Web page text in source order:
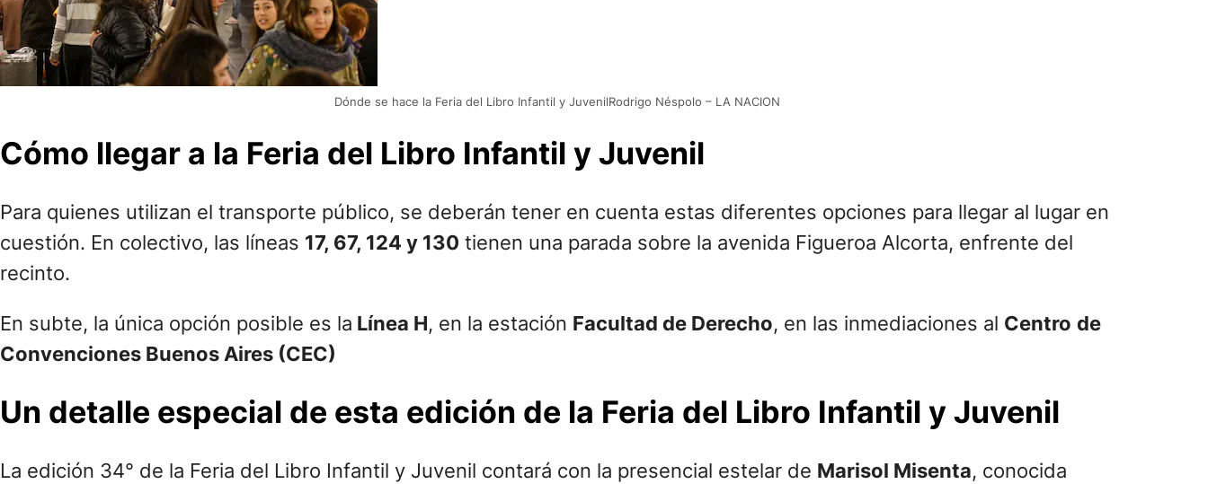
Dónde se hace la Feria del Libro Infantil y JuvenilRodrigo Néspolo – LA NACION
Cómo llegar a la Feria del Libro Infantil y Juvenil
Para quienes utilizan el transporte público, se deberán tener en cuenta estas diferentes opciones para llegar al lugar en
cuestión. En colectivo, las líneas 17, 67, 124 y 130 tienen una parada sobre la avenida Figueroa Alcorta, enfrente del
recinto.
En subte, la única opción posible es la Línea H, en la estación Facultad de Derecho, en las inmediaciones al Centro de
Convenciones Buenos Aires (CEC)
Un detalle especial de esta edición de la Feria del Libro Infantil y Juvenil
La edición 34° de la Feria del Libro Infantil y Juvenil contará con la presencial estelar de Marisol Misenta, conocida